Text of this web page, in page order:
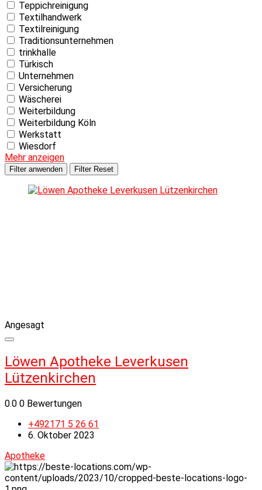
Teppichreinigung
Textilhandwerk
Textilreinigung
Traditionsunternehmen
trinkhalle
Türkisch
Unternehmen
Versicherung
Wäscherei
Weiterbildung
Weiterbildung Köln
Werkstatt
Wiesdorf
Mehr anzeigen
Filter anwenden Filter Reset
Angesagt
Löwen Apotheke Leverkusen
Lützenkirchen
0.0 0 Bewertungen
+492171 5 26 61
6. Oktober 2023
Apotheke